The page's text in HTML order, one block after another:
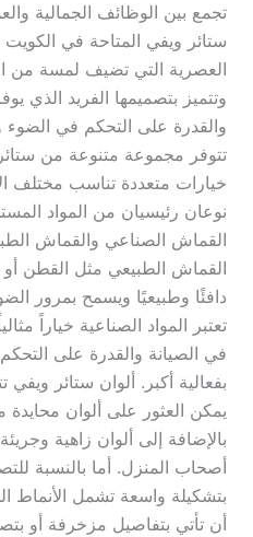
تجمع بين الوظائف الجمالية
ستائر ويفي المتاحة في الكويت
العصرية التي تضيف لمسة من
وتتميز بتصميمها الفريد الذي
والقدرة على التحكم في
تتوفر مجموعة متنوعة من
خيارات متعددة تناسب مختلف
نوعان رئيسيان من المواد
القماش الصناعي والقماش
القماش الطبيعي مثل القطن
دافئًا وطبيعيًا ويسمح بمرور
تعتبر المواد الصناعية خياراً
في الصيانة والقدرة على
بفعالية أكبر. ألوان ستائر
يمكن العثور على ألوان محايدة
بالإضافة إلى ألوان زاهية
أصحاب المنزل. أما بالنسبة
بتشكيلة واسعة تشمل الأنماط
أن تأتي بتفاصيل مزخرفة أو